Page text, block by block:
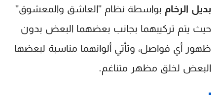
بديل الرخام بواسطة نظام "العاشق والمعشوق"
حيث يتم تركيبهما بجانب بعضهما البعض بدون
ظهور أي فواصل، وتأتي ألوانهما مناسبة لبعضها
البعض لخلق مظهر متناغم.